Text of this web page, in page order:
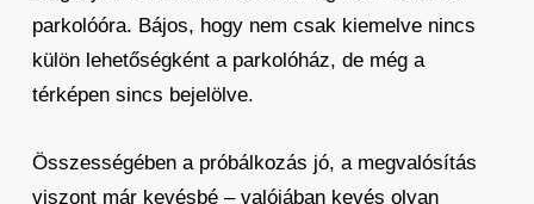
parkolóóra. Bájos, hogy nem csak kiemelve nincs
külön lehetőségként a parkolóház, de még a
térképen sincs bejelölve.
Összességében a próbálkozás jó, a megvalósítás
viszont már kevésbé – valójában kevés olyan